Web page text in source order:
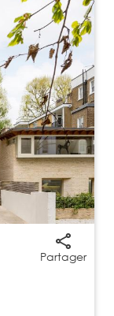
Partager